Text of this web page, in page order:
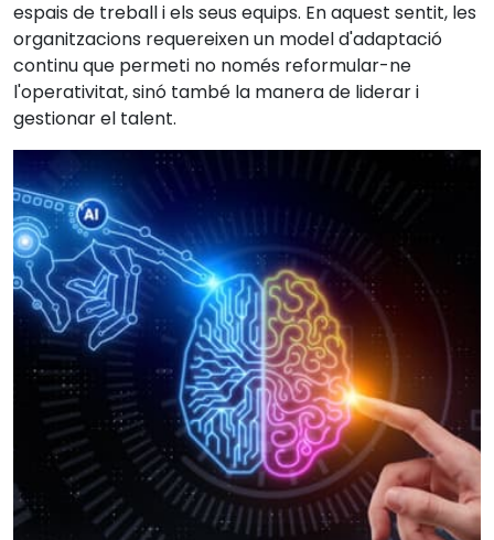
espais de treball i els seus equips. En aquest sentit, les
organitzacions requereixen un model d'adaptació
continu que permeti no només reformular-ne
l'operativitat, sinó també la manera de liderar i
gestionar el talent.